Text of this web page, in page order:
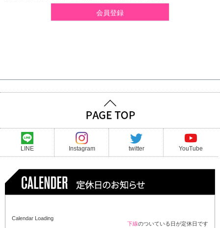
会員登録
LINE Instagram twitter YouTube
Calendar Loading
下線のついている日が定休日です